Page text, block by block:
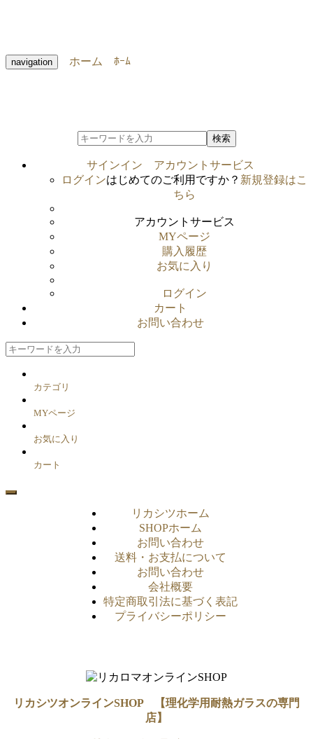
navigation ホーム ﾎｰﾑ
検索
サインイン
アカウントサービス
ログインはじめてのご利用ですか？ 新規登録はこ
ちら
アカウントサービス
MYページ
購入履歴
お気に入り
ログイン
カート
お問い合わせ
カテゴリ
MYページ
お気に入り
カート
リカシツホーム
SHOPホーム
お問い合わせ
送料・お支払について
お問い合わせ
会社概要
特定商取引法に基づく表記
プライバシーポリシー
リカシツオンラインSHOP 【理化学用耐熱ガラスの専門
店】